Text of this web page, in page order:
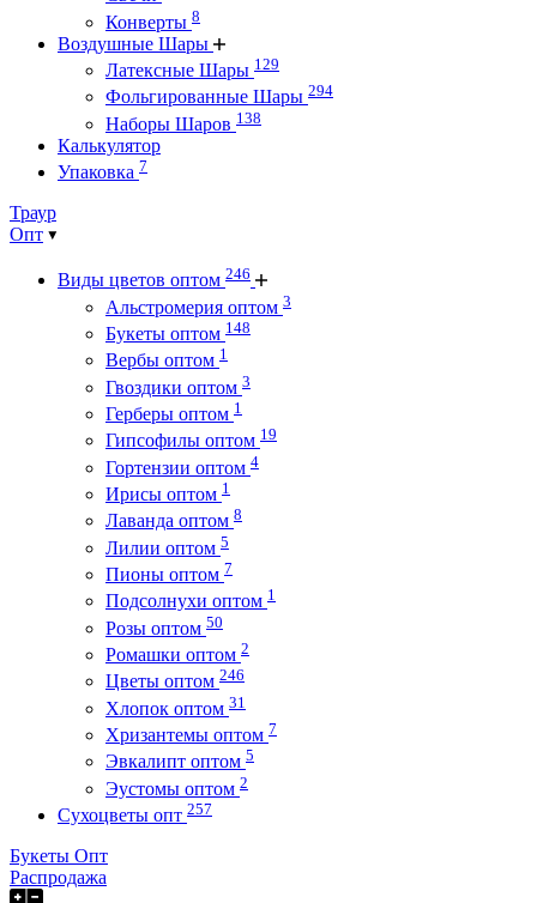
Конверты 8
Воздушные Шары
Латексные Шары 129
Фольгированные Шары 294
Наборы Шаров 138
Калькулятор
Упаковка 7
Траур
Опт
Виды цветов оптом 246
Альстромерия оптом 3
Букеты оптом 148
Вербы оптом 1
Гвоздики оптом 3
Герберы оптом 1
Гипсофилы оптом 19
Гортензии оптом 4
Ирисы оптом 1
Лаванда оптом 8
Лилии оптом 5
Пионы оптом 7
Подсолнухи оптом 1
Розы оптом 50
Ромашки оптом 2
Цветы оптом 246
Хлопок оптом 31
Хризантемы оптом 7
Эвкалипт оптом 5
Эустомы оптом 2
Сухоцветы опт 257
Букеты Опт
Распродажа